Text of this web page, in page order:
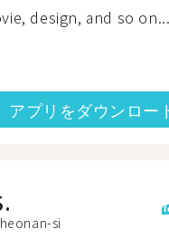
design, and so
アプリをダウンロー
si